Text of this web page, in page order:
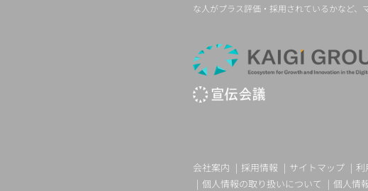
な人がプラス評価・採用されているかなど、
会社案内 採用情報 サイトマップ 利
個人情報の取り扱いについて
個人情